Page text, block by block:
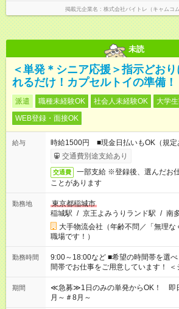
掲載元企業名 株式会社バイトレ（キャムコ
未読
＜単発＊シニア応援＞指示どお
れるだけ！カプセルトイの準備！
派遣 職種未経験OK 社会人未経験OK 大学
WEB登録・面接OK
給与
時給1500円 ■現金日払いもOK（規定
交通費別途支給あり
交通費
一部支給 ※登録後、選んだお
ことがあります
勤務地
東京都稲城市
稲城駅 / 京王よみうりランド駅 / 南
大手物流会社（年齢不問／「無理
職場です！）
勤務時間
9:00～18:00など ■希望の時間帯を選べます！ ▼他にも
間帯でお仕事をご用意しています！
17:00～22:00 13:00～22:00 22:00～
期間
≪急募≫1日のみの単発からOK！ 即
月～＃8月～